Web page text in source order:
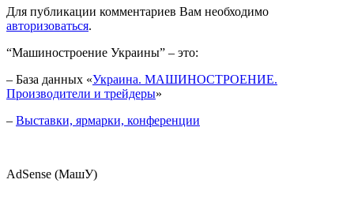
Для публикации комментариев Вам необходимо
авторизоваться.
“Машиностроение Украины” – это:
– База данных «Украина. МАШИНОСТРОЕНИЕ.
Производители и трейдеры»
– Выставки, ярмарки, конференции
AdSense (МашУ)